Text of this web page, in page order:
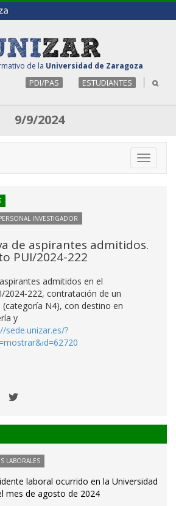
de la Universidad de Zaragoza
PDI/PAS ESTUDIANTES
9/9/2024
Toggle
INVESTIGADOR
de aspirantes admitidos.
PUI/2024-222
admitidos en el
2024-222, contratación de un
N4), con destino en
y
sede.unizar.es/?
LABORALES
laboral ocurrido en la Universidad
mes de agosto de 2024